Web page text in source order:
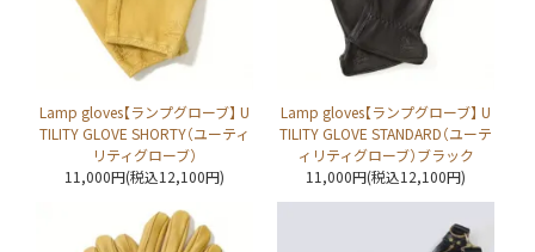
Lamp gloves【ランプグローブ】 U
TILITY GLOVE SHORTY（ユーティ
リティグローブ）
11,000円(税込12,100円)
Lamp gloves【ランプグローブ】 U
TILITY GLOVE STANDARD（ユーテ
ィリティグローブ）ブラック
11,000円(税込12,100円)